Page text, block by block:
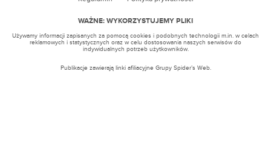
WAŻNE: WYKORZYSTUJEMY PLIKI
Używamy informacji zapisanych za pomocą cookies i podobnych technologii m.in. w celach
reklamowych i statystycznych oraz w celu dostosowania naszych serwisów do
indywidualnych potrzeb użytkowników.
Publikacje zawierają linki afiliacyjne Grupy Spider’s Web.